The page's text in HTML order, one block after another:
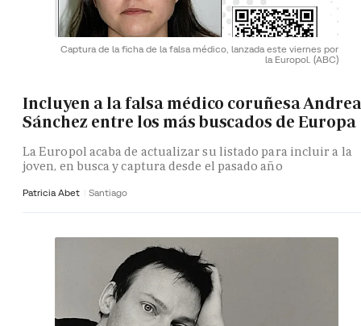
Captura de la ficha de la falsa médico, lanzada este viernes por
la Europol. (ABC)
Incluyen a la falsa médico coruñesa Andrea
Sánchez entre los más buscados de Europa
La Europol acaba de actualizar su listado para incluir a la
joven, en busca y captura desde el pasado año
Patricia Abet Santiago